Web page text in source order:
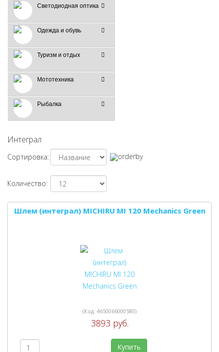
Светодиодная оптика
Одежда и обувь
Туризм и отдых
Мототехника
Рыбалка
Интеграл
Сортировка:
Количество:
Шлем (интеграл) MICHIRU MI 120 Mechanics Green
(Код: 4650066000580)
3893 руб.
Купить